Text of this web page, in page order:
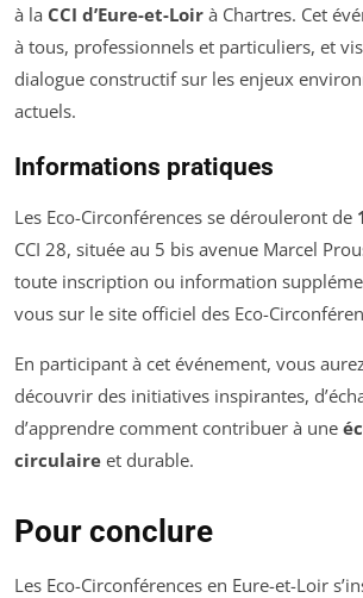
à la CCI d’Eure-et-Loir à Chartres. Cet
à tous, professionnels et particuliers, et
dialogue constructif sur les enjeux
actuels.
Informations pratiques
Les Eco-Circonférences se dérouleront de
CCI 28, située au 5 bis avenue Marcel
toute inscription ou information
vous sur le site officiel des Eco-
En participant à cet événement, vous
découvrir des initiatives inspirantes,
d’apprendre comment contribuer à une
circulaire et durable.
Pour conclure
Les Eco-Circonférences en Eure-et-Loir